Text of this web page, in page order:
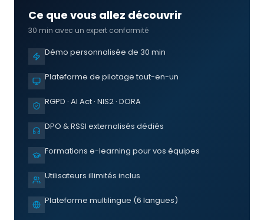
Ce que vous allez découvrir
30 min avec un expert conformité
Démo personnalisée de 30 min
Plateforme de pilotage tout-en-un
RGPD · AI Act · NIS2 · DORA
DPO & RSSI externalisés dédiés
Formations e-learning pour vos équipes
Utilisateurs illimités inclus
Plateforme multilingue (6 langues)